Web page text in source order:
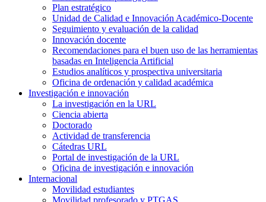
Plan estratégico
Unidad de Calidad e Innovación Académico-Docente
Seguimiento y evaluación de la calidad
Innovación docente
Recomendaciones para el buen uso de las herramientas
basadas en Inteligencia Artificial
Estudios analíticos y prospectiva universitaria
Oficina de ordenación y calidad académica
Investigación e innovación
La investigación en la URL
Ciencia abierta
Doctorado
Actividad de transferencia
Cátedras URL
Portal de investigación de la URL
Oficina de investigación e innovación
Internacional
Movilidad estudiantes
Movilidad profesorado y PTGAS